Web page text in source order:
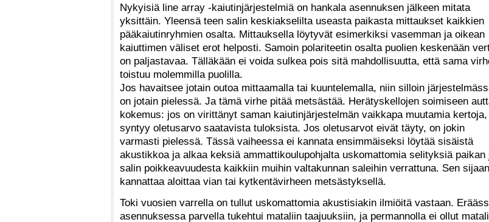
Nykyisiä line array -kaiutinjärjestelmiä on hankala asennuksen jälkeen mitata
yksittäin. Yleensä teen salin keskiakselilta useasta paikasta mittaukset kaikkien
pääkaiutinryhmien osalta. Mittauksella löytyvät esimerkiksi vasemman ja oikean
kaiuttimen väliset erot helposti. Samoin polariteetin osalta puolien keskenään
on paljastavaa. Tälläkään ei voida sulkea pois sitä mahdollisuutta, että sama
toistuu molemmilla puolilla.
Jos havaitsee jotain outoa mittaamalla tai kuuntelemalla, niin silloin
on jotain pielessä. Ja tämä virhe pitää metsästää. Herätyskellojen soimiseen
kokemus: jos on virittänyt saman kaiutinjärjestelmän vaikkapa muutamia kertoja,
syntyy oletusarvo saatavista tuloksista. Jos oletusarvot eivät täyty, on jokin
varmasti pielessä. Tässä vaiheessa ei kannata ensimmäiseksi löytää sisäistä
akustikkoa ja alkaa keksiä ammattikoulupohjalta uskomattomia selityksiä paikan
salin poikkeavuudesta kaikkiin muihin valtakunnan saleihin verrattuna. Sen sijaan
kannattaa aloittaa vian tai kytkentävirheen metsästyksellä.
Toki vuosien varrella on tullut uskomattomia akustisiakin ilmiöitä vastaan.
asennuksessa parvella tukehtui mataliin taajuuksiin, ja permannolla ei ollut